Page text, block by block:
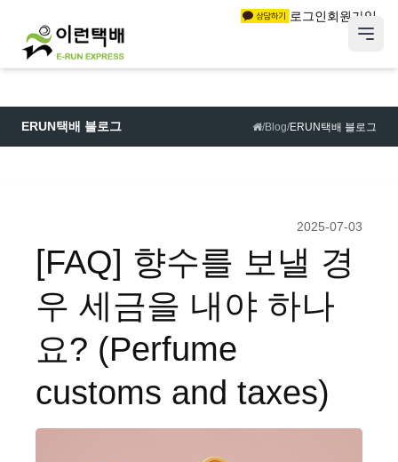
로그인회원가입
ERUN택배 블로그 /Blog/ERUN택배 블로그
2025-07-03
[FAQ] 향수를 보낼 경
우 세금을 내야 하나
요? (Perfume
customs and taxes)